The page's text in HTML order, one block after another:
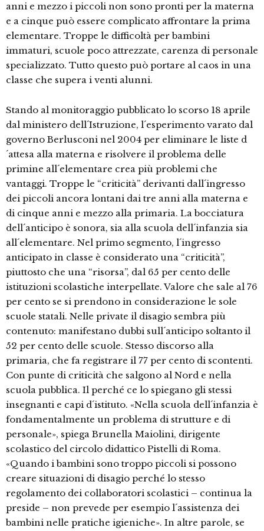
anni e mezzo i piccoli non sono pronti per la materna
e a cinque può essere complicato affrontare la prima
elementare. Troppe le difficoltà per bambini
immaturi, scuole poco attrezzate, carenza di personale
specializzato. Tutto questo può portare al caos in una
classe che supera i venti alunni.
Stando al monitoraggio pubblicato lo scorso 18 aprile
dal ministero dell´Istruzione, l´esperimento varato dal
governo Berlusconi nel 2004 per eliminare le liste d
´attesa alla materna e risolvere il problema delle
primine all´elementare crea più problemi che
vantaggi. Troppe le “criticità” derivanti dall´ingresso
dei piccoli ancora lontani dai tre anni alla materna e
di cinque anni e mezzo alla primaria. La bocciatura
dell´anticipo è sonora, sia alla scuola dell´infanzia sia
all´elementare. Nel primo segmento, l´ingresso
anticipato in classe è considerato una “criticità”,
piuttosto che una “risorsa”, dal 65 per cento delle
istituzioni scolastiche interpellate. Valore che sale al 76
per cento se si prendono in considerazione le sole
scuole statali. Nelle private il disagio sembra più
contenuto: manifestano dubbi sull´anticipo soltanto il
52 per cento delle scuole. Stesso discorso alla
primaria, che fa registrare il 77 per cento di scontenti.
Con punte di criticità che salgono al Nord e nella
scuola pubblica. Il perché ce lo spiegano gli stessi
insegnanti e capi d´istituto. «Nella scuola dell´infanzia è
fondamentalmente un problema di strutture e di
personale», spiega Brunella Maiolini, dirigente
scolastico del circolo didattico Pistelli di Roma.
«Quando i bambini sono troppo piccoli si possono
creare situazioni di disagio perché lo stesso
regolamento dei collaboratori scolastici – continua la
preside – non prevede per esempio l´assistenza dei
bambini nelle pratiche igieniche». In altre parole, se